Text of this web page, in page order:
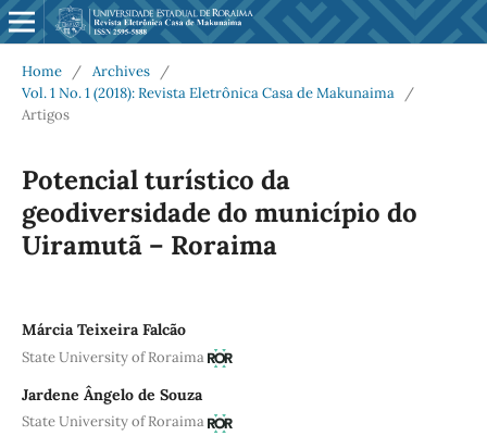
Home / Archives
/
Vol. 1 No. 1 (2018): Revista Eletrônica Casa de Makunaima
/
Artigos
Potencial turístico da
geodiversidade do município do
Uiramutã – Roraima
Márcia Teixeira Falcão
State University of Roraima
Jardene Ângelo de Souza
State University of Roraima